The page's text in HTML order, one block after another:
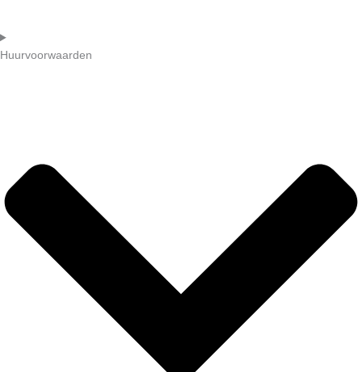
Huurvoorwaarden